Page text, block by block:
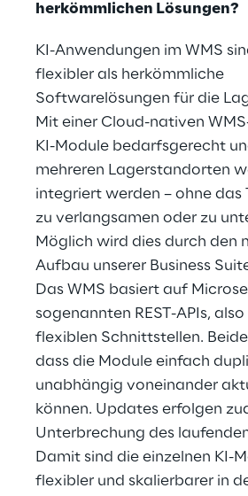
herkömmlichen Lösungen?
KI-Anwendungen im WMS
flexibler als herkömmliche
Softwarelösungen für die
Mit einer Cloud-nativen
KI-Module bedarfsgerecht
mehreren Lagerstandorten
integriert werden – ohne das
zu verlangsamen oder zu
Möglich wird dies durch den
Aufbau unserer Business
Das WMS basiert auf
sogenannten REST-APIs,
flexiblen Schnittstellen.
dass die Module einfach
unabhängig voneinander
können. Updates erfolgen
Unterbrechung des
Damit sind die einzelnen KI-
flexibler und skalierbarer in